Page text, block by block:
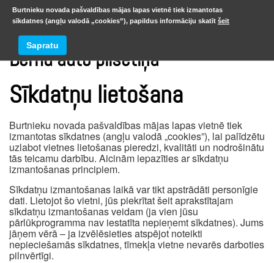
Bērnu auto pilsētiņa
Sīkdatņu lietošana
Burtnieku novada pašvaldības mājas lapas vietnē tiek
izmantotas sīkdatnes (angļu valodā „cookies”), lai palīdzētu
uzlabot vietnes lietošanas pieredzi, kvalitāti un nodrošinātu
tās teicamu darbību. Aicinām iepazīties ar sīkdatņu
izmantošanas principiem.
Sīkdatņu izmantošanas laikā var tikt apstrādāti personīgie
dati. Lietojot šo vietni, jūs piekrītat šeit aprakstītajam
sīkdatņu izmantošanas veidam (ja vien jūsu
pārlūkprogramma nav iestatīta nepieņemt sīkdatnes). Jums
jāņem vērā – ja izvēlēsieties atspējot noteikti
nepieciešamās sīkdatnes, tīmekļa vietne nevarēs darboties
pilnvērtīgi.
Burtnieku novada pašvaldības mājas lapas vietnē tiek izmantotas
sīkdatnes (angļu valodā „cookies”), papildus informāciju skatīt šeit
Sapratu